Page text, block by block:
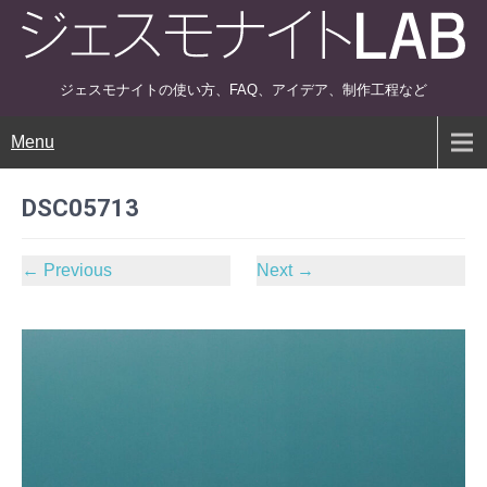
ジェスモナイトの使い方、FAQ、アイデア、制作工程など
Menu
DSC05713
← Previous Next →